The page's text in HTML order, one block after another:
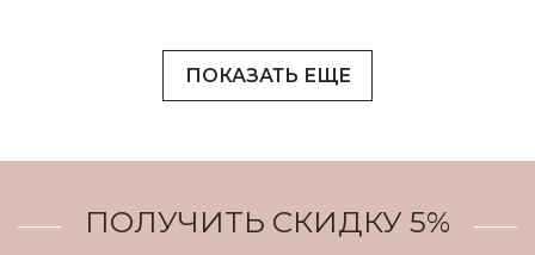
ПОКАЗАТЬ ЕЩЕ
ПОЛУЧИТЬ СКИДКУ 5%